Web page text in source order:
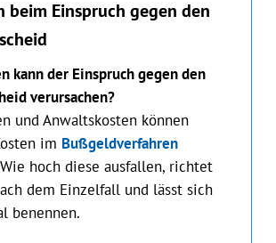
beim Einspruch gegen den
kann der Einspruch gegen den
verursachen?
und Anwaltskosten können
im Bußgeldverfahren
hoch diese ausfallen, richtet
dem Einzelfall und lässt sich
benennen.